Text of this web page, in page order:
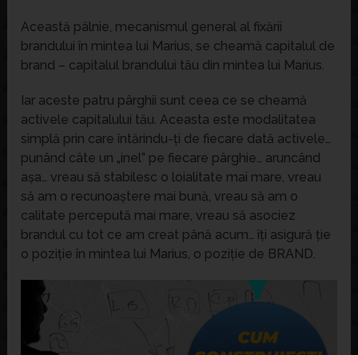
Această pâlnie, mecanismul general al fixării
brandului în mintea lui Marius, se cheamă capitalul de
brand – capitalul brandului tău din mintea lui Marius.
Iar aceste patru pârghii sunt ceea ce se cheamă
activele capitalului tău. Aceasta este modalitatea
simplă prin care întărindu-ți de fiecare dată activele…
punând câte un „inel” pe fiecare pârghie… aruncând
așa… vreau să stabilesc o loialitate mai mare, vreau
să am o recunoaștere mai bună, vreau să am o
calitate percepută mai mare, vreau să asociez
brandul cu tot ce am creat până acum… îți asigură ție
o poziție în mintea lui Marius, o poziție de BRAND.